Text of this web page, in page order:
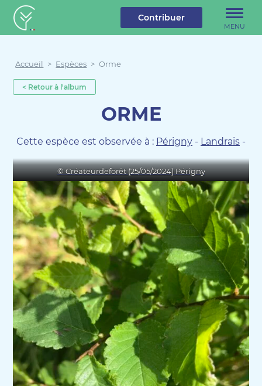
Créateur de forêt
MENU
Contribuer
Accueil > Espèces > Orme
< Retour à l'album
ORME
Cette espèce est observée à : Périgny - Landrais -
© Créateurdeforêt (25/05/2024) Périgny